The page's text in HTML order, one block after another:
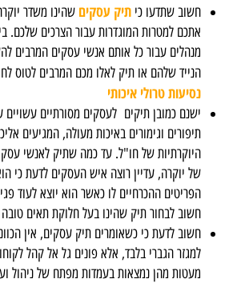
חשוב שתדעו כי תיק עסקים שהינו משדר
אתכם למטרות המוגדרות עבור הצרכים שלכם.
מנהלים עבור כל אותם אנשי עסקים
הנייד שלהם או תיק לאלו מכם המרבים לטוס
נסיעות טרולי איכותי
ישנם כמובן תיקים לעסקים מסורתיים עשויים
תיפורים וגימורים באיכות מעולה, המגיעים
היוקרתיות של חו"ל. עד כמה שתיק לאנשי
של יוקרה, עדיין רוצה איש העסקים לדעת כי
הפריטים ההכרחיים לו כאשר הוא יוצא לעוד
חשוב לבחור תיק שהינו בעל חלוקת תאים טובה
חשוב לדעת כי כשאומרים תיק עסקים, אין
למגזר הגברי בלבד, אלא פונים גל אל קהל
מעטות מהן נמצאות בעמדות מפתח של ניהול